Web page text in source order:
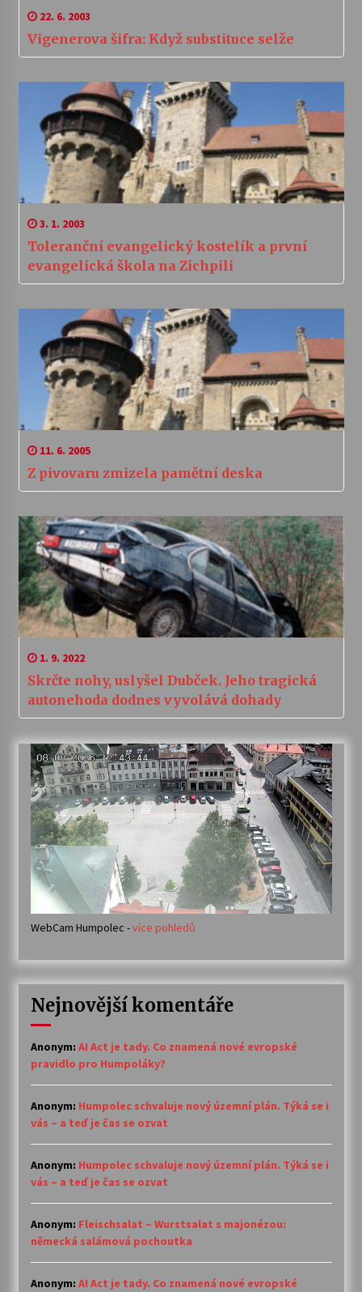
22. 6. 2003
Vigenerova šifra: Když substituce selže
3. 1. 2003
Toleranční evangelický kostelík a první
evangelická škola na Zichpili
11. 6. 2005
Z pivovaru zmizela pamětní deska
1. 9. 2022
Skrčte nohy, uslyšel Dubček. Jeho tragická
autonehoda dodnes vyvolává dohady
WebCam Humpolec -více pohledů
Nejnovější komentáře
Anonym: AI Act je tady. Co znamená nové evropské
pravidlo pro Humpoláky?
Anonym: Humpolec schvaluje nový územní plán. Týká se i
vás – a teď je čas se ozvat
Anonym: Humpolec schvaluje nový územní plán. Týká se i
vás – a teď je čas se ozvat
Anonym: Fleischsalat – Wurstsalat s majonézou:
německá salámová pochoutka
Anonym: AI Act je tady. Co znamená nové evropské